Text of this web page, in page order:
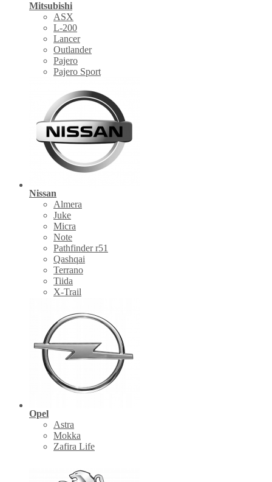
Mitsubishi
ASX
L-200
Lancer
Outlander
Pajero
Pajero Sport
Nissan
Almera
Juke
Micra
Note
Pathfinder r51
Qashqai
Terrano
Tiida
X-Trail
Opel
Astra
Mokka
Zafira Life